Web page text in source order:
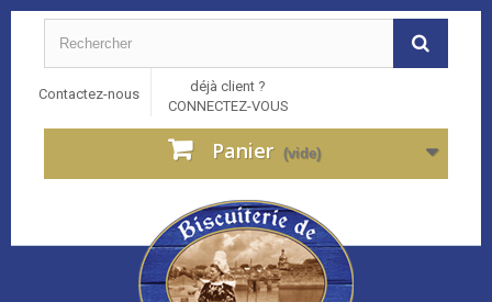
Contactez-nous
déjà client ?
CONNECTEZ-VOUS
Panier (vide)